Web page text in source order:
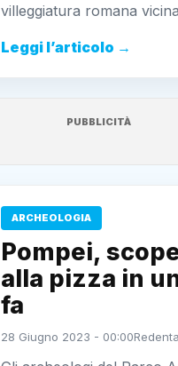
villeggiatura romana
Leggi l’articolo →
PUBBLICITÀ
ARCHEOLOGIA
Pompei,
alla pizza in
fa
28 Giugno 2023 - 00:00